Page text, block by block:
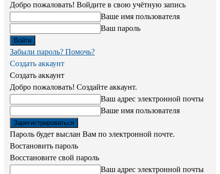
Добро пожаловать! Войдите в свою учётную запись
Ваше имя пользователя
Ваш пароль
Забыли пароль? Помочь?
Создать аккаунт
Создать аккаунт
Добро пожаловать! Создайте аккаунт.
Ваш адрес электронной почты
Ваше имя пользователя
Пароль будет выслан Вам по электронной почте.
Востановить пароль
Восстановите свой пароль
Ваш адрес электронной почты